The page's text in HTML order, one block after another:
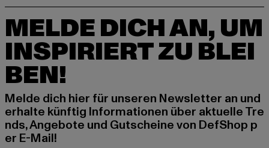
MELDE DICH AN, UM
INSPIRIERT ZU BLEI
BEN!
Melde dich hier für unseren Newsletter an und
erhalte künftig Informationen über aktuelle Tre
nds, Angebote und Gutscheine von DefShop p
er E-Mail!